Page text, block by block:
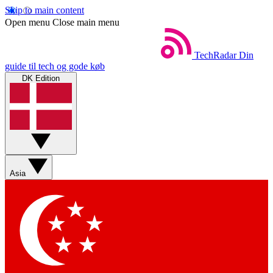
Skip to main content
Open menu Close main menu
TechRadar Din
guide til tech og gode køb
DK Edition
Asia